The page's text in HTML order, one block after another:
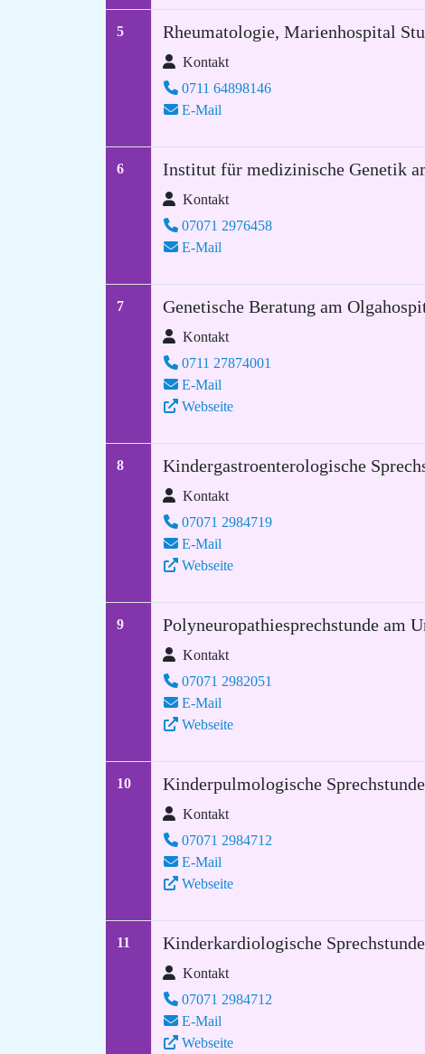
5 Rheumatologie, Marienhospital
Kontakt
0711 64898146
E-Mail
6 Institut für medizinische Genetik
Kontakt
07071 2976458
E-Mail
7 Genetische Beratung am
Kontakt
0711 27874001
E-Mail
Webseite
8 Kindergastroenterologische
Kontakt
07071 2984719
E-Mail
Webseite
9 Polyneuropathiesprechstunde am
Kontakt
07071 2982051
E-Mail
Webseite
10 Kinderpulmologische
Kontakt
07071 2984712
E-Mail
Webseite
11 Kinderkardiologische
Kontakt
07071 2984712
E-Mail
Webseite